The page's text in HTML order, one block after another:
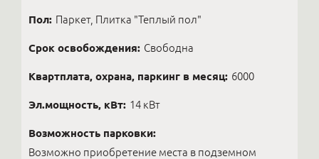
Пол: Паркет, Плитка "Теплый пол"
Срок освобождения: Свободна
Квартплата, охрана, паркинг в месяц: 6000
Эл.мощность, кВт: 14 кВт
Возможность парковки:
Возможно приобретение места в подземном